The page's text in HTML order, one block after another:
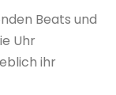
Beats und
Uhr
ihr